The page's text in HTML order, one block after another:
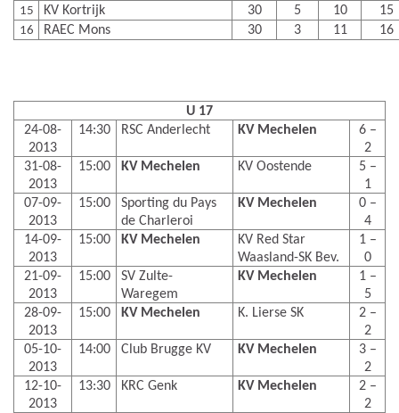
15 KV Kortrijk 30 5 10 15
16 RAEC Mons 30 3 11 16
U 17
24-08-
2013
14:30 RSC Anderlecht KV Mechelen
6 –
2
31-08-
2013
15:00 KV Mechelen KV Oostende
5 –
1
07-09-
2013
15:00
Sporting du Pays
de Charleroi
KV Mechelen
0 –
4
14-09-
2013
15:00 KV Mechelen
KV Red Star
Waasland-SK Bev.
1 –
0
21-09-
2013
15:00
SV Zulte-
Waregem
KV Mechelen
1 –
5
28-09-
2013
15:00 KV Mechelen K. Lierse SK
2 –
2
05-10-
2013
14:00 Club Brugge KV KV Mechelen
3 –
2
12-10-
2013
13:30 KRC Genk KV Mechelen
2 –
2